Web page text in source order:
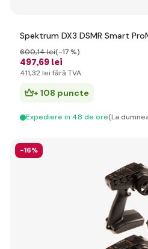
Spektrum DX3 DSMR Smart
497,69 lei
600,14 lei(-17 %)
411,32 lei fără TVA
+ 108 puncte
Expediere in 48 de ore(La
-16%